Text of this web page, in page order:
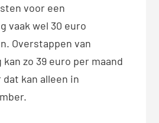
voor een
vaak wel 30 euro
Overstappen van
zo 39 euro per maand
kan alleen in